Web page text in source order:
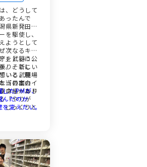
、どうして
ったんで
県新発田地
を駆使し、
ようとして
次なるキャ
」という公
。そこに
いと、現場
「日本のイ
命感があり
を武器に、
り、新しい
いる武藤さ
当の面白
フィールド
「やりが
じっくりと
たPMが、
んだのか
変えたい。
の転身。
とう」。民
化させる。地
画調整課の仕
へ。次世代に